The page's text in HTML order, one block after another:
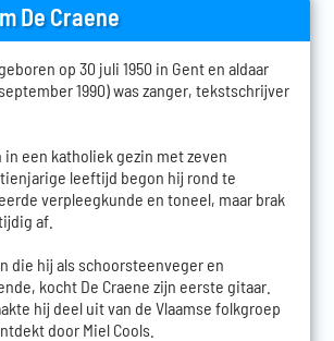
De Craene
op 30 juli 1950 in Gent en aldaar
1990) was zanger, tekstschrijver
in een katholiek gezin met zeven
leeftijd begon hij rond te
verpleegkunde en toneel, maar brak
af.
die hij als schoorsteenveger en
kocht De Craene zijn eerste gitaar.
hij deel uit van de Vlaamse folkgroep
door Miel Cools.